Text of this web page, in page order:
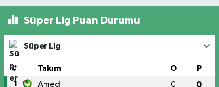
Süper Lig Puan Durumu
Süper Lig
# Takım O P
1 Amed 0 0